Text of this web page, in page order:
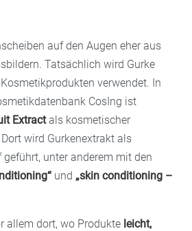
auf den Augen eher aus
Tatsächlich wird Gurke
verwendet. In
CosIng ist
Extractals kosmetischer
wird Gurkenextrakt als
unter anderem mit den
und „skin conditioning –
allem dort, wo Produkte leicht,